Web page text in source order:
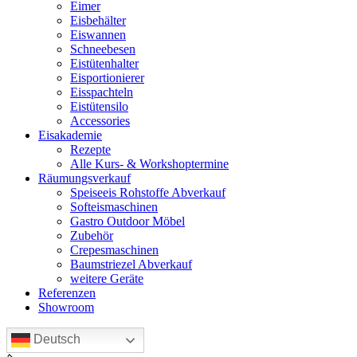
Eimer
Eisbehälter
Eiswannen
Schneebesen
Eistütenhalter
Eisportionierer
Eisspachteln
Eistütensilo
Accessories
Eisakademie
Rezepte
Alle Kurs- & Workshoptermine
Räumungsverkauf
Speiseeis Rohstoffe Abverkauf
Softeismaschinen
Gastro Outdoor Möbel
Zubehör
Crepesmaschinen
Baumstriezel Abverkauf
weitere Geräte
Referenzen
Showroom
Deutsch